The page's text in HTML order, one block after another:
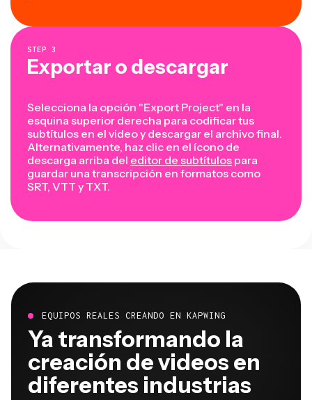
STEP 3
Exportar o descargar
Selecciona la opción "Export Project" en la
esquina superior derecha para codificar tus
subtítulos en el video y descargar el archivo final.
Alternativamente, haz clic en el ícono de
descarga arriba del editor de subtítulos para
guardar una transcripción en formatos como
SRT, VTT y TXT.
EQUIPOS REALES CREANDO EN KAPWING
Ya transformando la
creación de videos en
diferentes industrias